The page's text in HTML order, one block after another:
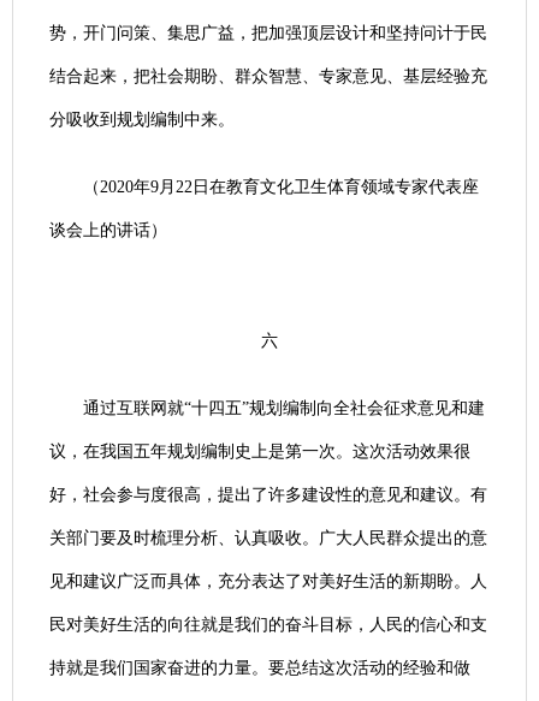
势，开门问策、集思广益，把加强顶层设计和坚持问计于民
结合起来，把社会期盼、群众智慧、专家意见、基层经验充
分吸收到规划编制中来。
（2020年9月22日在教育文化卫生体育领域专家代表座
谈会上的讲话）
六
通过互联网就“十四五”规划编制向全社会征求意见和建
议，在我国五年规划编制史上是第一次。这次活动效果很
好，社会参与度很高，提出了许多建设性的意见和建议。有
关部门要及时梳理分析、认真吸收。广大人民群众提出的意
见和建议广泛而具体，充分表达了对美好生活的新期盼。人
民对美好生活的向往就是我们的奋斗目标，人民的信心和支
持就是我们国家奋进的力量。要总结这次活动的经验和做